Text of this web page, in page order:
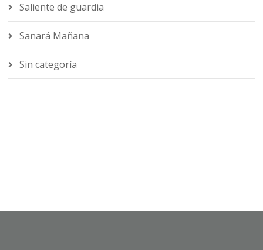
Saliente de guardia
Sanará Mañana
Sin categoría